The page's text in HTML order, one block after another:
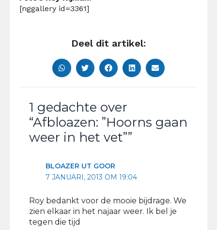
[nggallery id=3361]
Deel dit artikel:
1 gedachte over
“Afbloazen: ”Hoorns gaan
weer in het vet””
BLOAZER UT GOOR
7 JANUARI, 2013 OM 19:04
Roy bedankt voor de mooie bijdrage. We
zien elkaar in het najaar weer. Ik bel je
tegen die tijd